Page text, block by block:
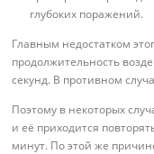
глубоких поражений.
Главным недостатком
продолжительность
секунд. В противном
Поэтому в некоторых
и её приходится
минут. По этой же